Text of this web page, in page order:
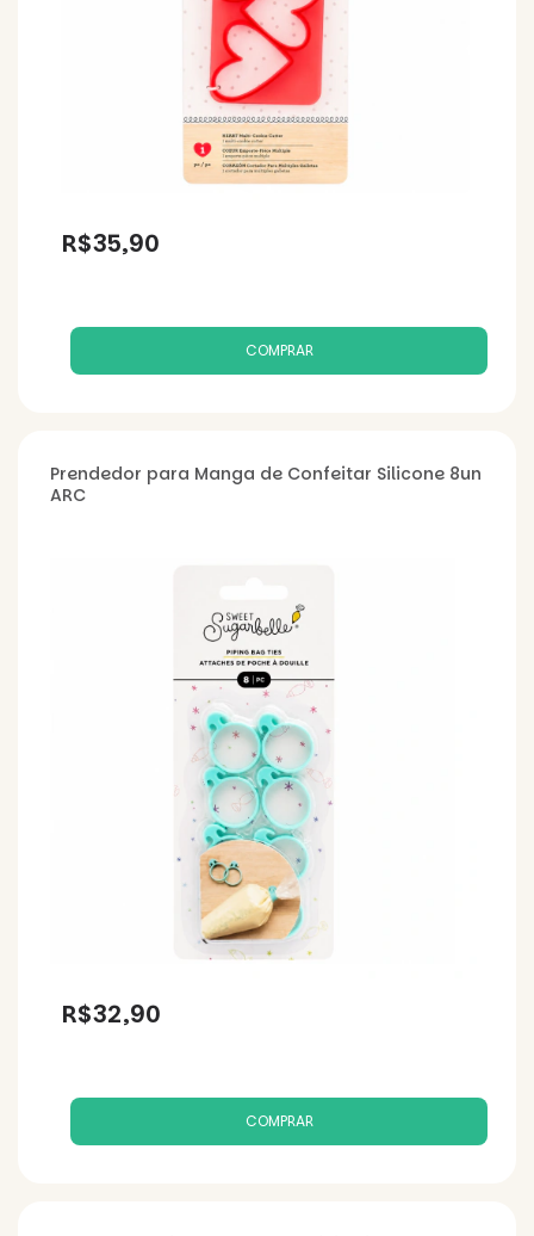
R$35,90
Prendedor para Manga de Confeitar Silicone 8un
ARC
R$32,90